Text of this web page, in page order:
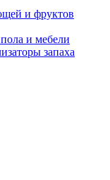
и фруктов
и мебели
запаха